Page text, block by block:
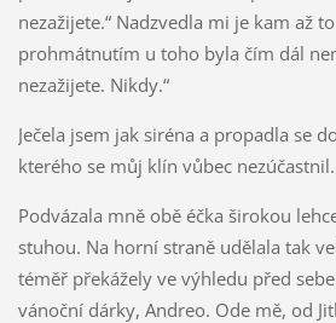
nezažijete.“ Nadzvedla mi je kam až
prohmátnutím u toho byla čím dál
nezažijete. Nikdy.“
Ječela jsem jak siréna a propadla se
kterého se můj klín vůbec nezúčastnil.
Podvázala mně obě éčka širokou
stuhou. Na horní straně udělala tak
téměř překážely ve výhledu před
vánoční dárky, Andreo. Ode mě, od